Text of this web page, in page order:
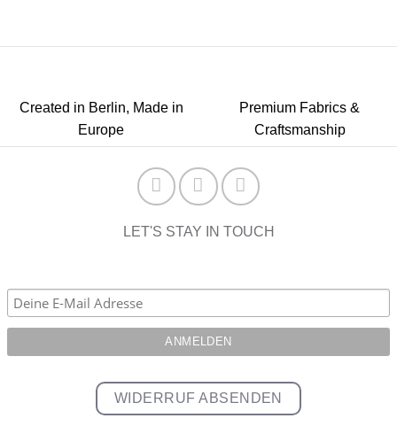
Created in Berlin, Made in
Europe
Premium Fabrics &
Craftsmanship
LET'S STAY IN TOUCH
WIDERRUF ABSENDEN